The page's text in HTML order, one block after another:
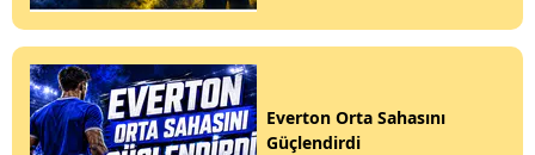
Everton Orta Sahasını
Güçlendirdi